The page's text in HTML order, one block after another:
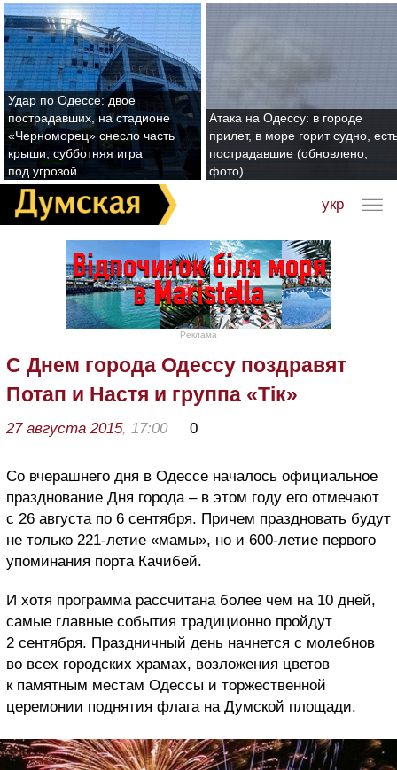
Удар по Одессе: двое
пострадавших, на стадионе
«Черноморец» снесло часть
крыши, субботняя игра
под угрозой
Атака на Одессу: в городе
прилет, в море горит судно,
пострадавшие (обновлено,
фото)
укр
Реклама
С Днем города Одессу поздравят
Потап и Настя и группа «Тік»
27 августа 2015, 17:00 0
Со вчерашнего дня в Одессе началось официальное
празднование Дня города – в этом году его отмечают
с 26 августа по 6 сентября. Причем праздновать будут
не только 221-летие «мамы», но и 600-летие первого
упоминания порта Качибей.
И хотя программа рассчитана более чем на 10 дней,
самые главные события традиционно пройдут
2 сентября. Праздничный день начнется с молебнов
во всех городских храмах, возложения цветов
к памятным местам Одессы и торжественной
церемонии поднятия флага на Думской площади.